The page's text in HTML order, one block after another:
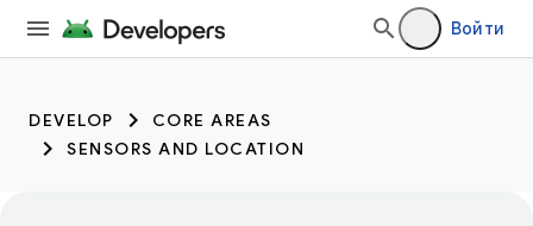
Войти
DEVELOP
CORE AREAS
SENSORS AND LOCATION